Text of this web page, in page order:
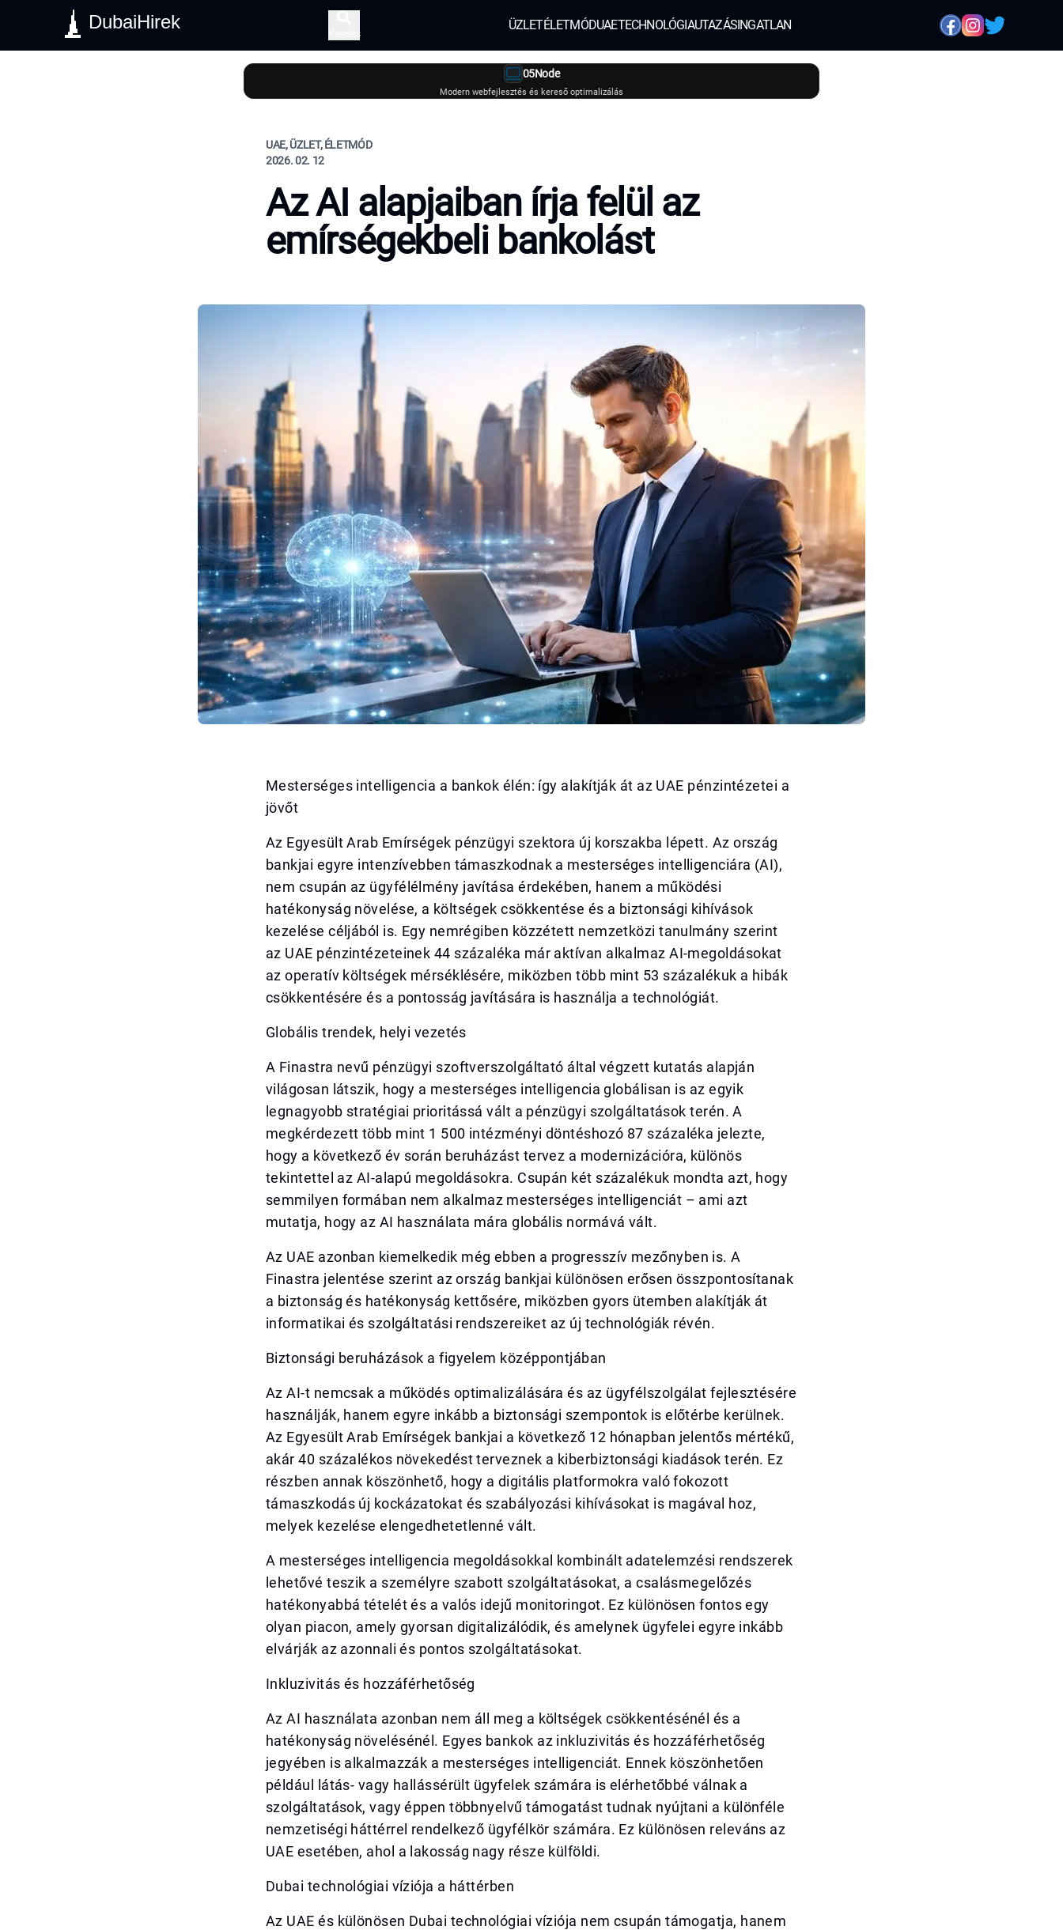
DubaiHirek
Keresés
ÜZLETÉLETMÓDUAETECHNOLÓGIAUTAZÁSINGATLAN
05Node
Modern webfejlesztés és kereső optimalizálás
UAE, ÜZLET, ÉLETMÓD
2026. 02. 12
Az AI alapjaiban írja felül az
emírségekbeli bankolást
Mesterséges intelligencia a bankok élén: így alakítják át az UAE pénzintézetei a
jövőt
Az Egyesült Arab Emírségek pénzügyi szektora új korszakba lépett. Az ország
bankjai egyre intenzívebben támaszkodnak a mesterséges intelligenciára (AI),
nem csupán az ügyfélélmény javítása érdekében, hanem a működési
hatékonyság növelése, a költségek csökkentése és a biztonsági kihívások
kezelése céljából is. Egy nemrégiben közzétett nemzetközi tanulmány szerint
az UAE pénzintézeteinek 44 százaléka már aktívan alkalmaz AI-megoldásokat
az operatív költségek mérséklésére, miközben több mint 53 százalékuk a hibák
csökkentésére és a pontosság javítására is használja a technológiát.
Globális trendek, helyi vezetés
A Finastra nevű pénzügyi szoftverszolgáltató által végzett kutatás alapján
világosan látszik, hogy a mesterséges intelligencia globálisan is az egyik
legnagyobb stratégiai prioritássá vált a pénzügyi szolgáltatások terén. A
megkérdezett több mint 1 500 intézményi döntéshozó 87 százaléka jelezte,
hogy a következő év során beruházást tervez a modernizációra, különös
tekintettel az AI-alapú megoldásokra. Csupán két százalékuk mondta azt, hogy
semmilyen formában nem alkalmaz mesterséges intelligenciát – ami azt
mutatja, hogy az AI használata mára globális normává vált.
Az UAE azonban kiemelkedik még ebben a progresszív mezőnyben is. A
Finastra jelentése szerint az ország bankjai különösen erősen összpontosítanak
a biztonság és hatékonyság kettősére, miközben gyors ütemben alakítják át
informatikai és szolgáltatási rendszereiket az új technológiák révén.
Biztonsági beruházások a figyelem középpontjában
Az AI-t nemcsak a működés optimalizálására és az ügyfélszolgálat fejlesztésére
használják, hanem egyre inkább a biztonsági szempontok is előtérbe kerülnek.
Az Egyesült Arab Emírségek bankjai a következő 12 hónapban jelentős mértékű,
akár 40 százalékos növekedést terveznek a kiberbiztonsági kiadások terén. Ez
részben annak köszönhető, hogy a digitális platformokra való fokozott
támaszkodás új kockázatokat és szabályozási kihívásokat is magával hoz,
melyek kezelése elengedhetetlenné vált.
A mesterséges intelligencia megoldásokkal kombinált adatelemzési rendszerek
lehetővé teszik a személyre szabott szolgáltatásokat, a csalásmegelőzés
hatékonyabbá tételét és a valós idejű monitoringot. Ez különösen fontos egy
olyan piacon, amely gyorsan digitalizálódik, és amelynek ügyfelei egyre inkább
elvárják az azonnali és pontos szolgáltatásokat.
Inkluzivitás és hozzáférhetőség
Az AI használata azonban nem áll meg a költségek csökkentésénél és a
hatékonyság növelésénél. Egyes bankok az inkluzivitás és hozzáférhetőség
jegyében is alkalmazzák a mesterséges intelligenciát. Ennek köszönhetően
például látás- vagy hallássérült ügyfelek számára is elérhetőbbé válnak a
szolgáltatások, vagy éppen többnyelvű támogatást tudnak nyújtani a különféle
nemzetiségi háttérrel rendelkező ügyfélkör számára. Ez különösen releváns az
UAE esetében, ahol a lakosság nagy része külföldi.
Dubai technológiai víziója a háttérben
Az UAE és különösen Dubai technológiai víziója nem csupán támogatja, hanem